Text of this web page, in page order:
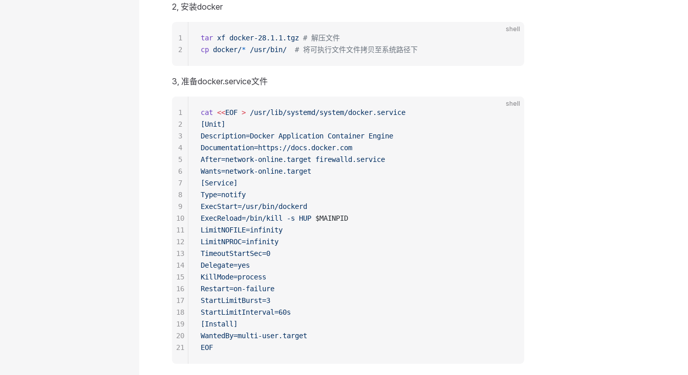
2, 安装docker
shell
tar xf docker-28.1.1.tgz # 解压文件
cp docker/* /usr/bin/
  # 将可执行文件文件拷贝至系统路径下
1
2
3, 准备docker.service文件
shell
cat <<EOF > /usr/lib/systemd/system/docker.service
[Unit]
Description=Docker Application Container Engine
Documentation=https://docs.docker.com
After=network-online.target firewalld.service
Wants=network-online.target
[Service]
Type=notify
ExecStart=/usr/bin/dockerd
ExecReload=/bin/kill -s HUP $MAINPID
LimitNOFILE=infinity
LimitNPROC=infinity
TimeoutStartSec=0
Delegate=yes
KillMode=process
Restart=on-failure
StartLimitBurst=3
StartLimitInterval=60s
[Install]
WantedBy=multi-user.target
EOF
1
2
3
4
5
6
7
8
9
10
11
12
13
14
15
16
17
18
19
20
21